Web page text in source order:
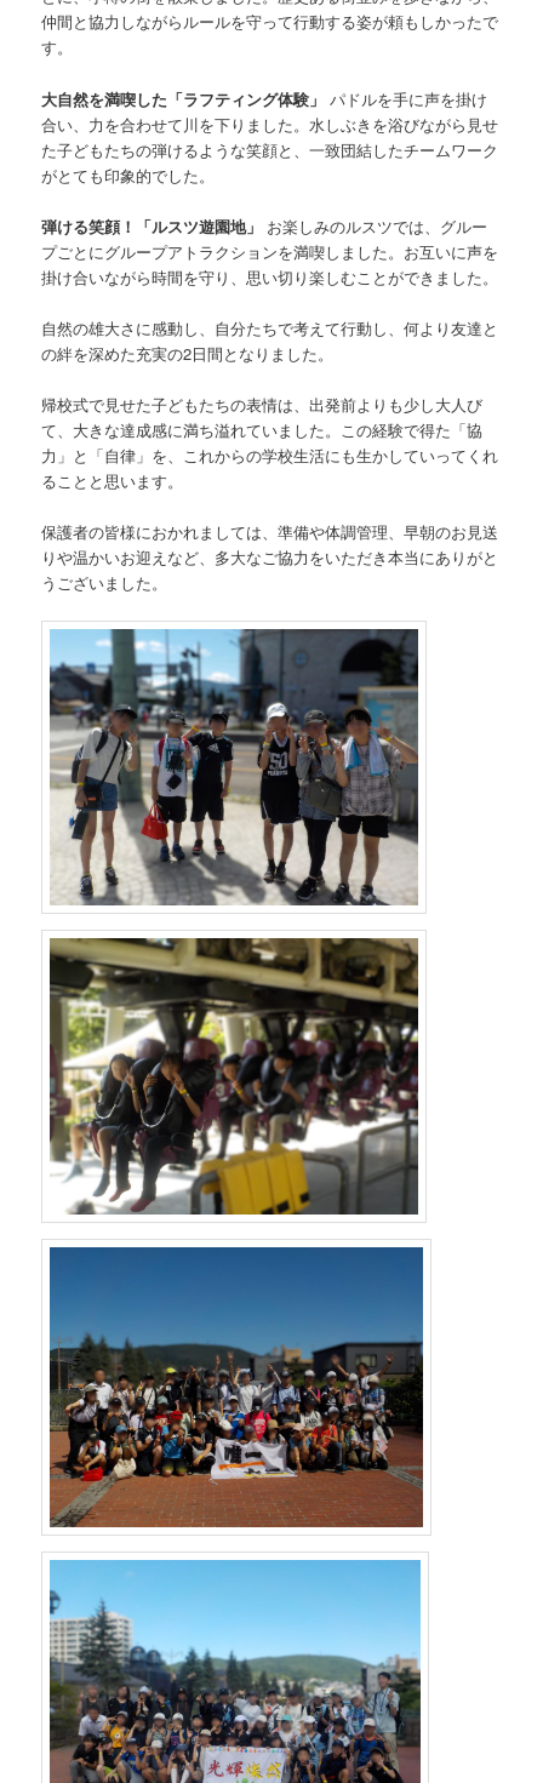
仲間と協力しながらルールを守って行動する姿が頼もしかったで
す。
大自然を満喫した「ラフティング体験」 パドルを手に声を掛け
合い、力を合わせて川を下りました。水しぶきを浴びながら見せ
た子どもたちの弾けるような笑顔と、一致団結したチームワーク
がとても印象的でした。
弾ける笑顔！「ルスツ遊園地」
お楽しみのルスツでは、グルー
プごとにグループアトラクションを満喫しました。お互いに声を
掛け合いながら時間を守り、思い切り楽しむことができました。
自然の雄大さに感動し、自分たちで考えて行動し、何より友達と
の絆を深めた充実の2日間となりました。
帰校式で見せた子どもたちの表情は、出発前よりも少し大人び
て、大きな達成感に満ち溢れていました。この経験で得た「協
力」と「自律」を、これからの学校生活にも生かしていってくれ
ることと思います。
保護者の皆様におかれましては、準備や体調管理、早朝のお見送
りや温かいお迎えなど、多大なご協力をいただき本当にありがと
うございました。